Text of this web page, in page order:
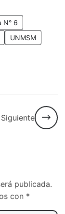
N° 6
UNMSM
publicada.
con *